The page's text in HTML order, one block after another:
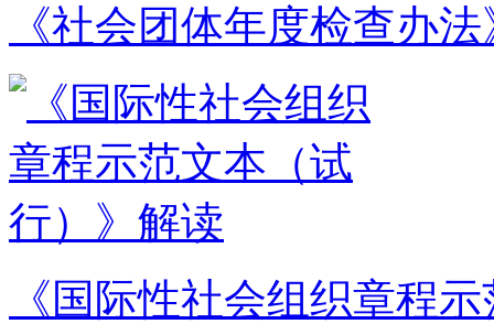
《社会团体年度检查办
《国际性社会组织章程